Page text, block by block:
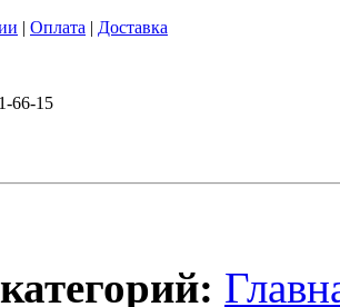
| Оплата | Доставка
66-15